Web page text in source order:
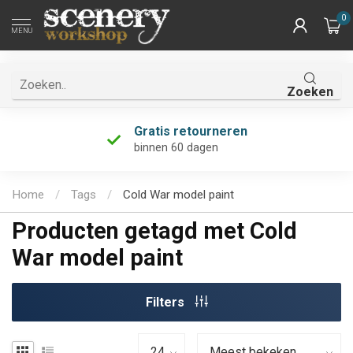
MENU
0
Zoeken
Gratis retourneren
binnen 60 dagen
Home / Tags / Cold War model paint
Producten getagd met Cold
War model paint
Filters